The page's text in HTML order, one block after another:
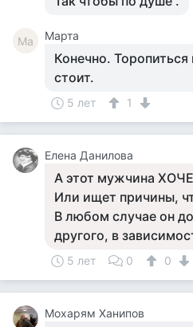
Ма Марта
Конечно. Торопиться
стоит.
5 лет 1
Елена Данилова
А этот мужчина
Или ищет причины,
В любом случае он
другого, в
5 лет 0 0
Мохарям Ханипов